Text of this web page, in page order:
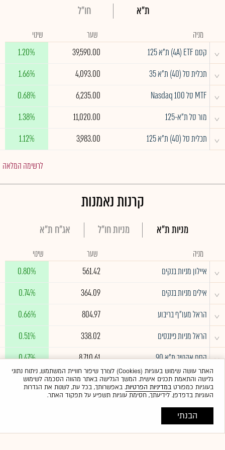
ת"א חו"ל
מניה שער שינוי
^ קסם 4A) ETF) ת"א 125 39,590.00
1.20%
^ תכלית סל (40) ת"א 35 4,093.00
1.66%
^ MTF סל Nasdaq 100 6,235.00
0.68%
^ מור סל ת"א-125 11,020.00
1.38%
^ תכלית סל (40) ת"א 125 3,983.00
1.12%
לרשימה המלאה
קרנות נאמנות
מניות ת"א מניות חו"ל אג"ח ת"א
מניה שער שינוי
^ איילון מניות בנקים 561.42
0.80%
^ אילים מניות בנקים 364.09
0.74%
^ הראל מעו"ף בריבוע 804.97
0.66%
^ הראל מניות פיננסים 338.02
0.51%
^ קסם אקטיב ת"א 90 8,710.61
0.47%
לרשימה המלאה
האתר עושה שימוש בעוגיות (Cookies) לצורך שיפור חוויית המשתמש, ניתוח נתוני
גלישה והתאמת תכנים אישית. המשך הגלישה באתר מהווה הסכמה לשימוש
בעוגיות כמפורטבמדיניות הפרטיות. באפשרותך, בכל עת, לשנות את הגדרות
העוגיות בדפדפן. לידיעתך, חסימת עוגיות תשפיע על תפקוד האתר.
הבנתי